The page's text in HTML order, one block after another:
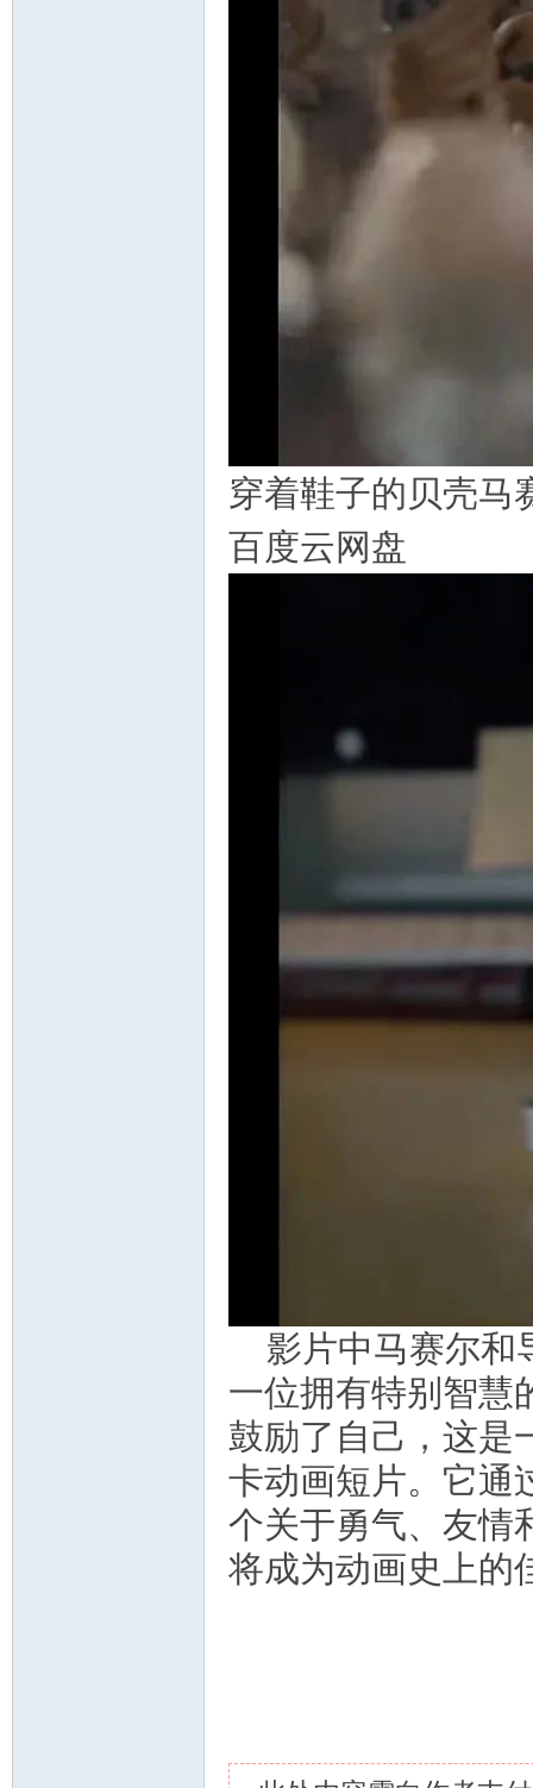
穿着鞋子的贝壳马
百度云网盘
影片中马赛尔和
一位拥有特别智慧
鼓励了自己，这是
卡动画短片。它通
个关于勇气、友情
将成为动画史上的